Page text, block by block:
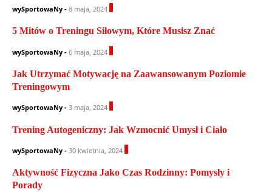
wySportowaNy - 8 maja, 2024
5 Mitów o Treningu Siłowym, Które Musisz Znać
wySportowaNy - 6 maja, 2024
Jak Utrzymać Motywację na Zaawansowanym Poziomie
Treningowym
wySportowaNy - 3 maja, 2024
Trening Autogeniczny: Jak Wzmocnić Umysł i Ciało
wySportowaNy - 30 kwietnia, 2024
Aktywność Fizyczna Jako Czas Rodzinny: Pomysły i
Porady